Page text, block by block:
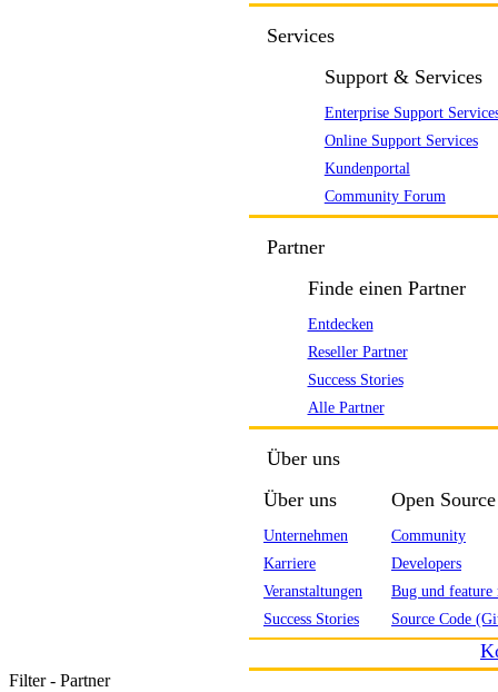
Services
Support & Services
Enterprise Support
Online Support Services
Kundenportal
Community Forum
Partner
Finde einen Partner
Entdecken
Reseller Partner
Success Stories
Alle Partner
Über uns
Über uns
Unternehmen
Karriere
Veranstaltungen
Success Stories
Open Source
Community
Developers
Bug und feature
Source Code
Filter - Partner